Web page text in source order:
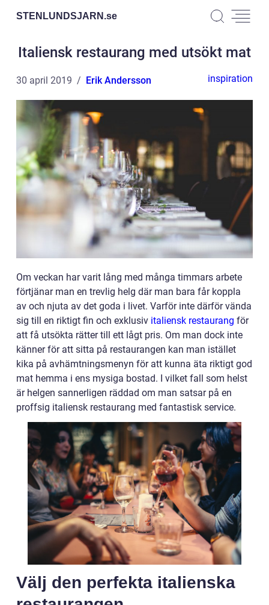
STENLUNDSJARN.se
Italiensk restaurang med utsökt mat
30 april 2019 Erik Andersson inspiration
Om veckan har varit lång med många timmars arbete
förtjänar man en trevlig helg där man bara får koppla
av och njuta av det goda i livet. Varför inte därför vända
sig till en riktigt fin och exklusiv italiensk restaurang för
att få utsökta rätter till ett lågt pris. Om man dock inte
känner för att sitta på restaurangen kan man istället
kika på avhämtningsmenyn för att kunna äta riktigt god
mat hemma i ens mysiga bostad. I vilket fall som helst
är helgen sannerligen räddad om man satsar på en
proffsig italiensk restaurang med fantastisk service.
Välj den perfekta italienska